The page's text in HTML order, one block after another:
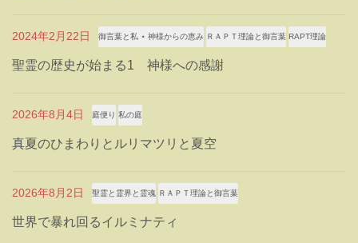
2024年2月22日 御言葉と私 ⋆ 神様からの恵み ＲＡＰＴ理論と御言葉 RAPT理論
聖霊の歴史が始まる1 神様への感謝
2026年8月4日 庭便り 私の庭
真夏のひまわりとルリマツリと夏空
2026年8月2日 聖霊と霊界と霊魂 ＲＡＰＴ理論と御言葉
世界で暴れ回るイルミナティ